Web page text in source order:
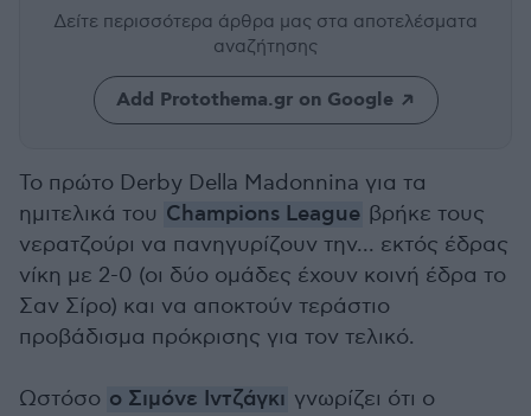
Δείτε περισσότερα άρθρα μας στα αποτελέσματα
αναζήτησης
Add Protothema.gr on Google
Το πρώτο Derby Della Madonnina για τα
ημιτελικά του Champions League βρήκε τους
νερατζούρι να πανηγυρίζουν την... εκτός έδρας
νίκη με 2-0 (οι δύο ομάδες έχουν κοινή έδρα το
Σαν Σίρο) και να αποκτούν τεράστιο
προβάδισμα πρόκρισης για τον τελικό.
Ωστόσο ο Σιμόνε Ιντζάγκι γνωρίζει ότι ο